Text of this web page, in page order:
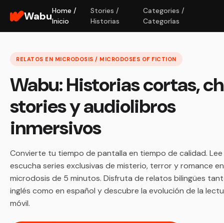
WabuHome /
Inicio
Stories /
Historias
Categories /
Categorías
RELATOS EN MICRODOSIS / MICRODOSES OF FICTION
Wabu: Historias cortas,
stories y audiolibros
inmersivos
Convierte tu tiempo de pantalla en tiempo de calidad.
escucha series exclusivas de misterio, terror y romance en
microdosis de 5 minutos. Disfruta de relatos bilingües
inglés como en español y descubre la evolución de la
móvil.